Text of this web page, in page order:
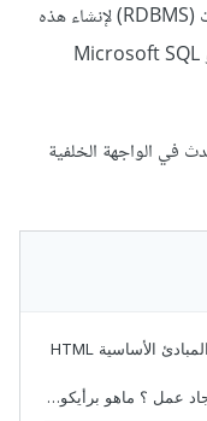
وتستطيع استخدام أي نظام إدارة قواعد بيانات (RDBMS) لإنشاء هذه
الجداول وتشمل MySQL و PostgreSQL و Microsoft SQL
في الواجهة الخلفية